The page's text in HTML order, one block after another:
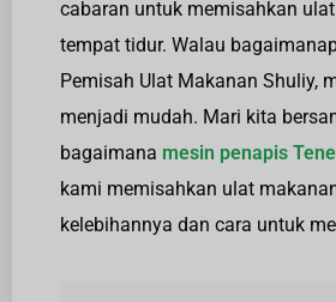
cabaran untuk memisahkan
tempat tidur. Walau
Pemisah Ulat Makanan Shuliy,
menjadi mudah. Mari kita
bagaimana mesin penapis
kami memisahkan ulat
kelebihannya dan cara untuk